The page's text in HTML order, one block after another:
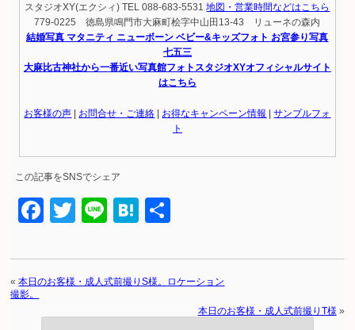
スタジオXY(エクシィ) TEL 088-683-5531地図・営業時間などはこちら
779-0225 徳島県鳴門市大麻町桧字中山田13-43 リューネの森内
結婚写真 マタニティ ニューボーン ベビー&キッズフォト お宮参り写真
七五三
大麻比古神社から一番近い写真館フォトスタジオXYオフィシャルサイト
はこちら
お客様の声 | お問合せ・ご連絡 | お得なキャンペーン情報 |サンプルフォ
ト
この記事をSNSでシェア
Facebook
Twitter
LineHatena
«本日のお客様・成人式前撮りS様。ロケーション
撮影。
本日のお客様・成人式前撮りT様»